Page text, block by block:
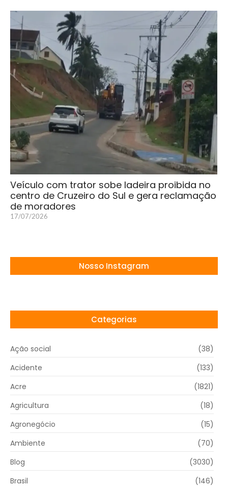
Veículo com trator sobe ladeira proibida no
centro de Cruzeiro do Sul e gera reclamação
de moradores
17/07/2026
Nosso Instagram
Categorias
Ação social
(38)
Acidente
(133)
Acre
(1821)
Agricultura
(18)
Agronegócio
(15)
Ambiente
(70)
Blog
(3030)
Brasil
(146)